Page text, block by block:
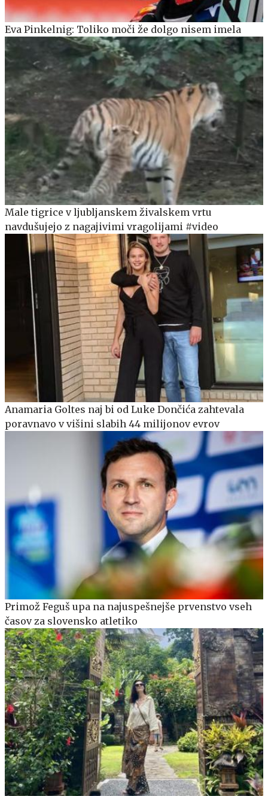
Eva Pinkelnig: Toliko moči že dolgo nisem imela
Male tigrice v ljubljanskem živalskem vrtu
navdušujejo z nagajivimi vragolijami #video
Anamaria Goltes naj bi od Luke Dončića zahtevala
poravnavo v višini slabih 44 milijonov evrov
Primož Feguš upa na najuspešnejše prvenstvo vseh
časov za slovensko atletiko